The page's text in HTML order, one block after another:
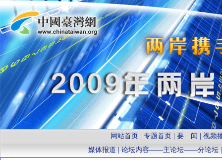
网站首页 |专题首页 |要 闻 |视频
媒体报道 | 论坛内容——主论坛——分论坛